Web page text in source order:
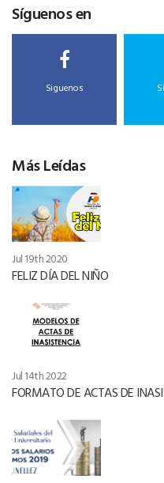
Síguenos en
Siguenos
Más Leídas
Jul 19th 2020
FELIZ DÍA DEL NIÑO
Jul 14th 2022
FORMATO DE ACTAS DE